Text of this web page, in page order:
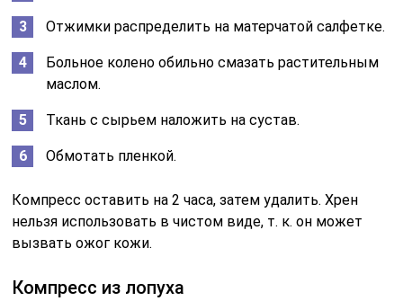
Отжимки распределить на матерчатой салфетке.
Больное колено обильно смазать растительным
маслом.
Ткань с сырьем наложить на сустав.
Обмотать пленкой.
Компресс оставить на 2 часа, затем удалить. Хрен
нельзя использовать в чистом виде, т. к. он может
вызвать ожог кожи.
Компресс из лопуха